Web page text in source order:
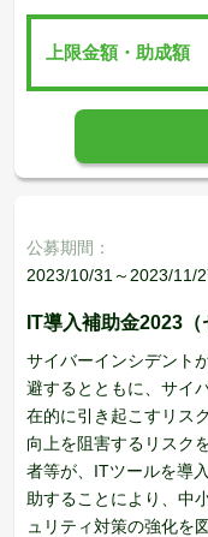
上限金額・助成額
公募期間：
2023/10/31～2023/11/
IT導入補助金2023
サイバーインシデント
避するとともに、サイ
在的に引き起こすリス
向上を阻害するリスク
者等が、ITツールを導
助することにより、中
ュリティ対策の強化を